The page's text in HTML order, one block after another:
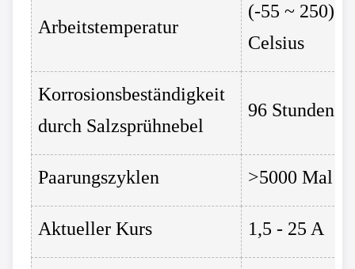
Arbeitstemperatur
(-55 ~ 250)
Celsius
Korrosionsbeständigkeit
durch Salzsprühnebel
96 Stunden
Paarungszyklen >5000 Mal
Aktueller Kurs 1,5 - 25 A